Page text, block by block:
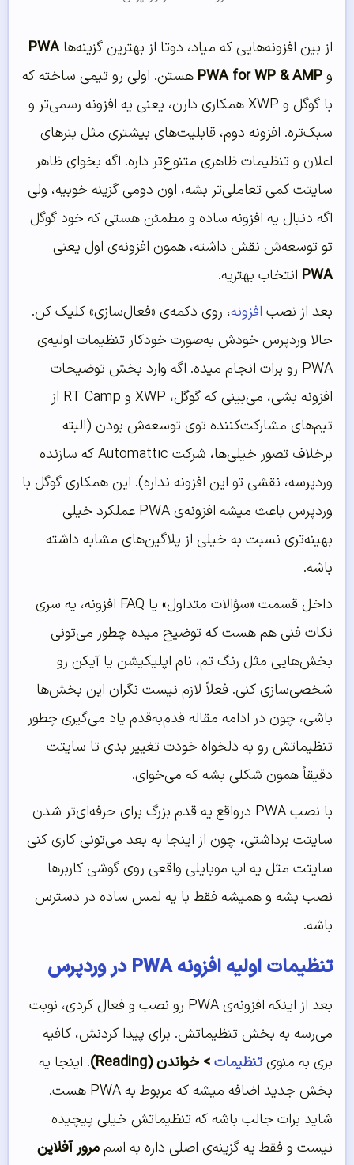
از بین افزونه‌هایی که میاد، دوتا از بهترین گزینه‌هاPWA
وPWA for WP & AMP هستن. اولی رو تیمی ساخته که
با گوگل و XWP همکاری دارن، یعنی یه افزونه رسمی‌تر و
سبک‌تره. افزونه دوم، قابلیت‌های بیشتری مثل بنرهای
اعلان و تنظیمات ظاهری متنوع‌تر داره. اگه بخوای ظاهر
سایتت کمی تعاملی‌تر بشه، اون دومی گزینه خوبیه، ولی
اگه دنبال یه افزونه ساده و مطمئن هستی که خود گوگل
تو توسعه‌ش نقش داشته، همون افزونه‌ی اول یعنی
PWA انتخاب بهتریه.
بعد از نصب افزونه، روی دکمه‌ی «فعال‌سازی» کلیک کن.
حالا وردپرس خودش به‌صورت خودکار تنظیمات اولیه‌ی
PWA رو برات انجام میده. اگه وارد بخش توضیحات
افزونه بشی، می‌بینی که گوگل، XWP و RT Camp از
تیم‌های مشارکت‌کننده توی توسعه‌ش بودن (البته
برخلاف تصور خیلی‌ها، شرکت Automattic که سازنده
وردپرسه، نقشی تو این افزونه نداره). این همکاری گوگل با
وردپرس باعث میشه افزونه‌ی PWA عملکرد خیلی
بهینه‌تری نسبت به خیلی از پلاگین‌های مشابه داشته
باشه.
داخل قسمت «سؤالات متداول» یا FAQ افزونه، یه سری
نکات فنی هم هست که توضیح میده چطور می‌تونی
بخش‌هایی مثل رنگ تم، نام اپلیکیشن یا آیکن رو
شخصی‌سازی کنی. فعلاً لازم نیست نگران این بخش‌ها
باشی، چون در ادامه مقاله قدم‌به‌قدم یاد می‌گیری چطور
تنظیماتش رو به دلخواه خودت تغییر بدی تا سایتت
دقیقاً همون شکلی بشه که می‌خوای.
با نصب PWA درواقع یه قدم بزرگ برای حرفه‌ای‌تر شدن
سایتت برداشتی، چون از اینجا به بعد می‌تونی کاری کنی
سایتت مثل یه اپ موبایلی واقعی روی گوشی کاربرها
نصب بشه و همیشه فقط با یه لمس ساده در دسترس
باشه.
تنظیمات اولیه افزونه PWA در وردپرس
بعد از اینکه افزونه‌ی PWA رو نصب و فعال کردی، نوبت
می‌رسه به بخش تنظیماتش. برای پیدا کردنش، کافیه
بری به منویتنظیمات> خواندن (Reading)
. اینجا یه
بخش جدید اضافه میشه که مربوط به PWA هست.
شاید برات جالب باشه که تنظیماتش خیلی پیچیده
نیست و فقط یه گزینه‌ی اصلی داره به اسممرور آفلاین